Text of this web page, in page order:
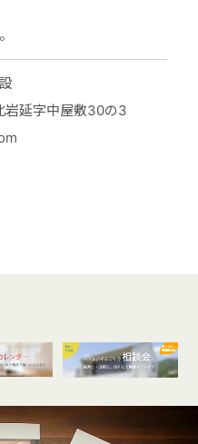
延字中屋敷30の3
オンライン
開催受付中